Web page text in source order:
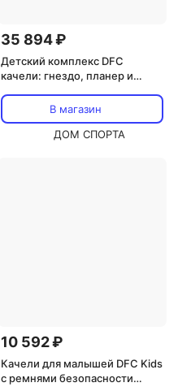
35 894 ₽
Детский комплекс DFC
качели: гнездо, планер и
В магазин
ДОМ СПОРТА
10 592 ₽
Качели для малышей DFC Kids
с ремнями безопасности